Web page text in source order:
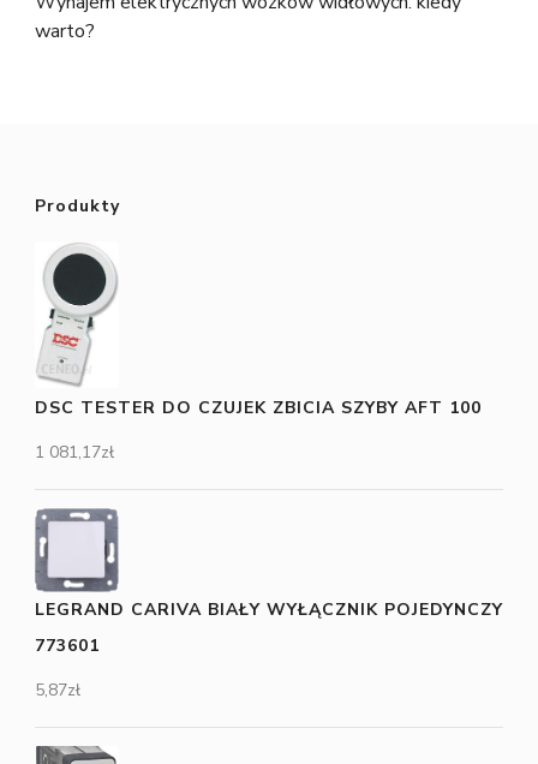
warto?
Produkty
DSC TESTER DO CZUJEK ZBICIA SZYBY AFT 100
1 081,17zł
LEGRAND CARIVA BIAŁY WYŁĄCZNIK POJEDYNCZY
773601
5,87zł